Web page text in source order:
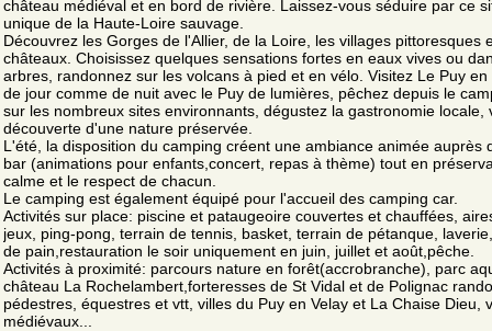
château médiéval et en bord de rivière. Laissez-vous séduire par ce
unique de la Haute-Loire sauvage.
Découvrez les Gorges de l'Allier, de la Loire, les villages pittoresques
châteaux. Choisissez quelques sensations fortes en eaux vives ou
arbres, randonnez sur les volcans à pied et en vélo. Visitez Le Puy en
de jour comme de nuit avec le Puy de lumières, pêchez depuis le
sur les nombreux sites environnants, dégustez la gastronomie locale,
découverte d'une nature préservée.
L'été, la disposition du camping créent une ambiance animée auprès
bar (animations pour enfants,concert, repas à thème) tout en
calme et le respect de chacun.
Le camping est également équipé pour l'accueil des camping car.
Activités sur place: piscine et pataugeoire couvertes et chauffées,
jeux, ping-pong, terrain de tennis, basket, terrain de pétanque,
de pain,restauration le soir uniquement en juin, juillet et août,pêche.
Activités à proximité: parcours nature en forêt(accrobranche), parc
château La Rochelambert,forteresses de St Vidal et de Polignac
pédestres, équestres et vtt, villes du Puy en Velay et La Chaise Dieu,
médiévaux...